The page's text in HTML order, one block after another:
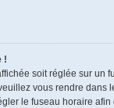
!
soit réglée sur un
vous rendre dans
le fuseau horaire